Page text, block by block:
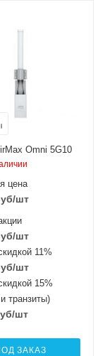
Omni 5G10
цена
/шт
/шт
11%
/шт
15%
транзиты)
/шт
ЗАКАЗ